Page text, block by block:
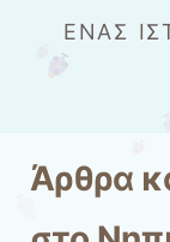
ΈΝΑΣ
Άρθρα